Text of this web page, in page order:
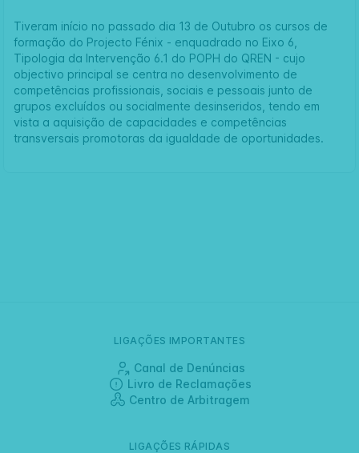
Tiveram início no passado dia 13 de Outubro os cursos de
formação do Projecto Fénix - enquadrado no Eixo 6,
Tipologia da Intervenção 6.1 do POPH do QREN - cujo
objectivo principal se centra no desenvolvimento de
competências profissionais, sociais e pessoais junto de
grupos excluídos ou socialmente desinseridos, tendo em
vista a aquisição de capacidades e competências
transversais promotoras da igualdade de oportunidades.
LIGAÇÕES IMPORTANTES
Canal de Denúncias
Livro de Reclamações
Centro de Arbitragem
LIGAÇÕES RÁPIDAS